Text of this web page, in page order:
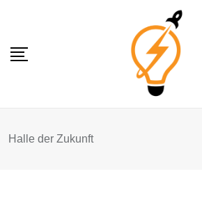
content
Halle der Zukunft